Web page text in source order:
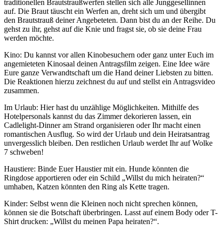
traditionellen Brautstraußwerfen stellen sich alle Junggesellinnen
auf. Die Braut täuscht ein Werfen an, dreht sich um und übergibt
den Brautstrauß deiner Angebeteten. Dann bist du an der Reihe. Du
gehst zu ihr, gehst auf die Knie und fragst sie, ob sie deine Frau
werden möchte.
Kino: Du kannst vor allen Kinobesuchern oder ganz unter Euch im
angemieteten Kinosaal deinen Antragsfilm zeigen. Eine Idee wäre
Eure ganze Verwandtschaft um die Hand deiner Liebsten zu bitten.
Die Reaktionen hierzu zeichnest du auf und stellst ein Antragsvideo
zusammen.
Im Urlaub: Hier hast du unzählige Möglichkeiten. Mithilfe des
Hotelpersonals kannst du das Zimmer dekorieren lassen, ein
Cadlelight-Dinner am Strand organisieren oder Ihr macht einen
romantischen Ausflug. So wird der Urlaub und dein Heiratsantrag
unvergesslich bleiben. Den restlichen Urlaub werdet Ihr auf Wolke
7 schweben!
Haustiere: Binde Euer Haustier mit ein. Hunde könnten die
Ringdose apportieren oder ein Schild „Willst du mich heiraten?“
umhaben, Katzen könnten den Ring als Kette tragen.
Kinder: Selbst wenn die Kleinen noch nicht sprechen können,
können sie die Botschaft überbringen. Lasst auf einem Body oder T-
Shirt drucken: „Willst du meinen Papa heiraten?“.